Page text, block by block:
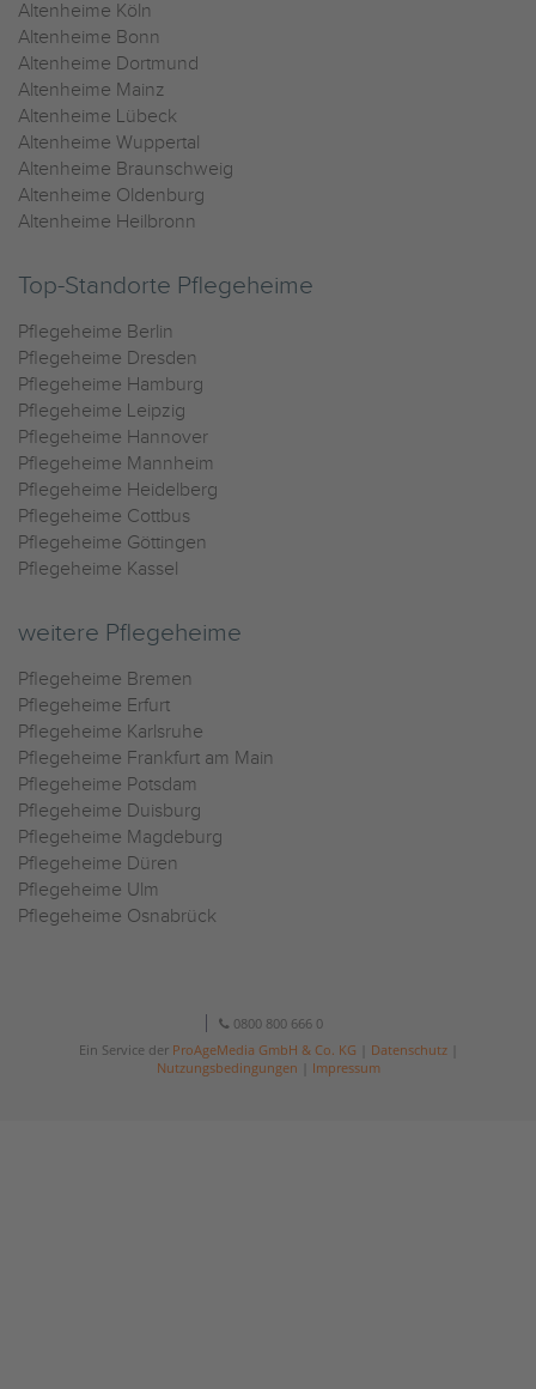
Altenheime Köln
Altenheime Bonn
Altenheime Dortmund
Altenheime Mainz
Altenheime Lübeck
Altenheime Wuppertal
Altenheime Braunschweig
Altenheime Oldenburg
Altenheime Heilbronn
Top-Standorte Pflegeheime
Pflegeheime Berlin
Pflegeheime Dresden
Pflegeheime Hamburg
Pflegeheime Leipzig
Pflegeheime Hannover
Pflegeheime Mannheim
Pflegeheime Heidelberg
Pflegeheime Cottbus
Pflegeheime Göttingen
Pflegeheime Kassel
weitere Pflegeheime
Pflegeheime Bremen
Pflegeheime Erfurt
Pflegeheime Karlsruhe
Pflegeheime Frankfurt am Main
Pflegeheime Potsdam
Pflegeheime Duisburg
Pflegeheime Magdeburg
Pflegeheime Düren
Pflegeheime Ulm
Pflegeheime Osnabrück
0800 800 666 0
Ein Service der ProAgeMedia GmbH & Co. KG Datenschutz|
Nutzungsbedingungen
Impressum